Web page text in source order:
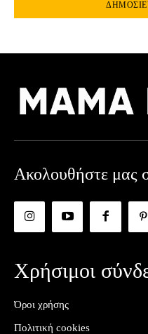
Ακολουθήστε μας
Χρήσιμοι
Όροι χρήσης
Πολιτική cookies